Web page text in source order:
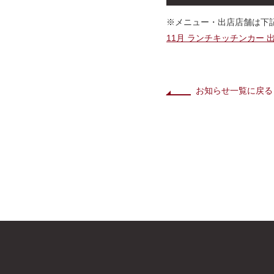
※メニュー・出店店舗は下
11月 ランチキッチンカー
お知らせ一覧に戻る